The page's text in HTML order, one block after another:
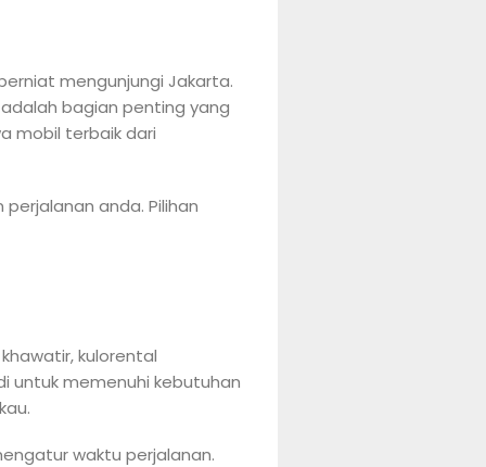
mengunjungi Jakarta.
bagian penting yang
mobil terbaik dari
anda. Pilihan
kulorental
untuk memenuhi kebutuhan
waktu perjalanan.